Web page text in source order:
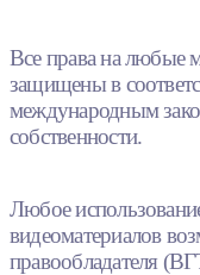
Все права на любые
защищены в
международным
собственности.
Любое
видеоматериалов
правообладателя